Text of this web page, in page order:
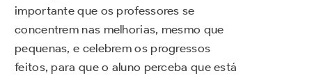
importante que os professores se
concentrem nas melhorias, mesmo que
pequenas, e celebrem os progressos
feitos, para que o aluno perceba que está